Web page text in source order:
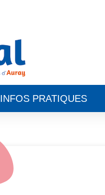
INFOS PRATIQUES